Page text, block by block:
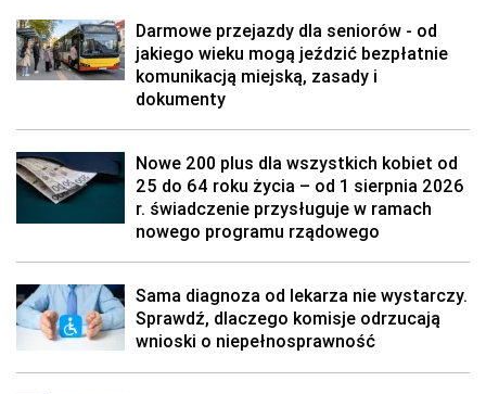
Darmowe przejazdy dla seniorów - od
jakiego wieku mogą jeździć bezpłatnie
komunikacją miejską, zasady i
dokumenty
Nowe 200 plus dla wszystkich kobiet od
25 do 64 roku życia – od 1 sierpnia 2026
r. świadczenie przysługuje w ramach
nowego programu rządowego
Sama diagnoza od lekarza nie wystarczy.
Sprawdź, dlaczego komisje odrzucają
wnioski o niepełnosprawność